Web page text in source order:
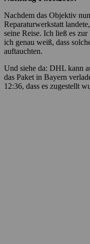
Nachdem das Objektiv
Reparaturwerkstatt
seine Reise. Ich ließ es
ich genau weiß, dass
auftauchten.
Und siehe da: DHL kann
das Paket in Bayern
12:36, dass es zugestellt